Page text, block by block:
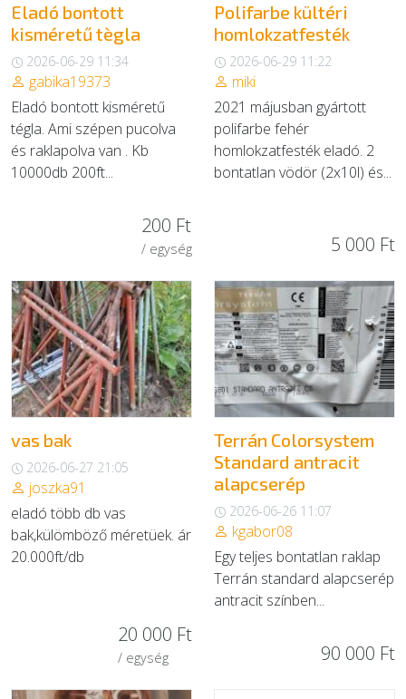
Eladó bontott
kisméretű tègla
2026-06-29 11:34
gabika19373
Eladó bontott kisméretű
tégla. Ami szépen pucolva
és raklapolva van . Kb
10000db 200ft...
200 Ft
/ egység
Polifarbe kültéri
homlokzatfesték
2026-06-29 11:22
miki
2021 májusban gyártott
polifarbe fehér
homlokzatfesték eladó. 2
bontatlan vödör (2x10l) és...
5 000 Ft
vas bak
2026-06-27 21:05
joszka91
eladó több db vas
bak,külömböző méretüek. ár
20.000ft/db
20 000 Ft
/ egység
Terrán Colorsystem
Standard antracit
alapcserép
2026-06-26 11:07
kgabor08
Egy teljes bontatlan raklap
Terrán standard alapcserép
antracit színben...
90 000 Ft